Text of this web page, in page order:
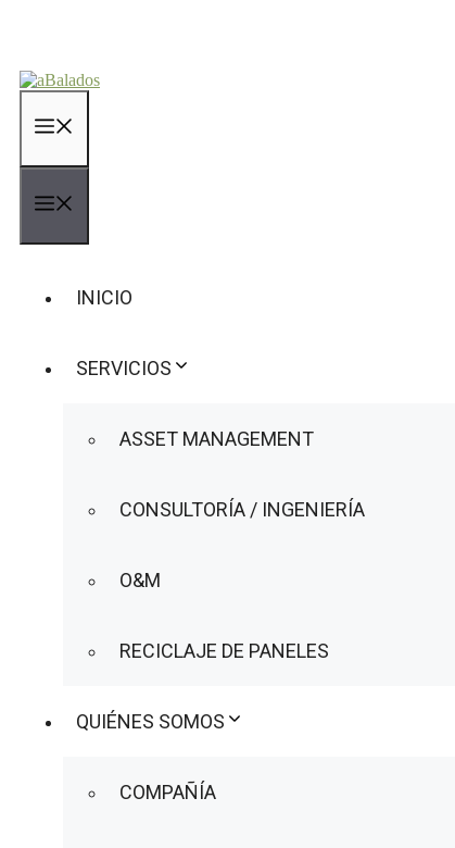
INICIO
SERVICIOS
ASSET MANAGEMENT
CONSULTORÍA / INGENIERÍA
O&M
RECICLAJE DE PANELES
QUIÉNES SOMOS
COMPAÑÍA